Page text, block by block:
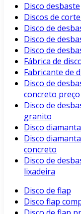
Disco desbaste
Discos de
Disco de
Disco de
Disco de
Fábrica de
Fabricante de
Disco de
concreto preço
Disco de
granito
Disco
Disco
concreto
Disco de
lixadeira
Disco de flap
Disco flap